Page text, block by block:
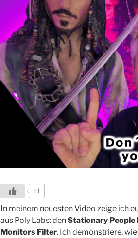
+1
In meinem neuesten Video zeige ich
aus Poly Labs: denStationary People
Monitors Filter. Ich demonstriere,